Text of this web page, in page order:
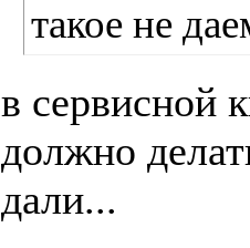
такое не
в сервисной
должно
дали...